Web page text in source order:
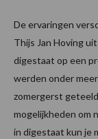
De ervaringen
Thijs Jan Hoving
digestaat op een
werden onder meer
zomergerst
mogelijkheden om
in digestaat kun je